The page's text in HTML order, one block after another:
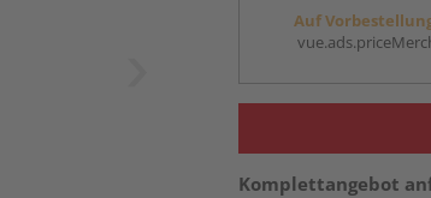
Auf
Komplettangebot